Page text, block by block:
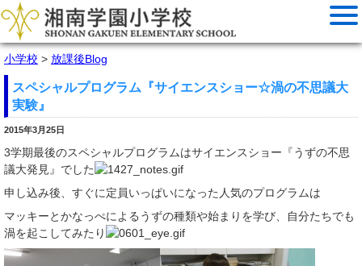
小学校 > 放課後Blog
スペシャルプログラム『サイエンスショー☆渦の不思議大
実験』
2015年3月25日
3学期最後のスペシャルプログラムはサイエンスショー『うずの不思
議大発見』でした
申し込み後、すぐに定員いっぱいになった人気のプログラムは
マッキーとかなっぺによるうずの種類や始まりを学び、自分たちでも
渦を起こしてみたり